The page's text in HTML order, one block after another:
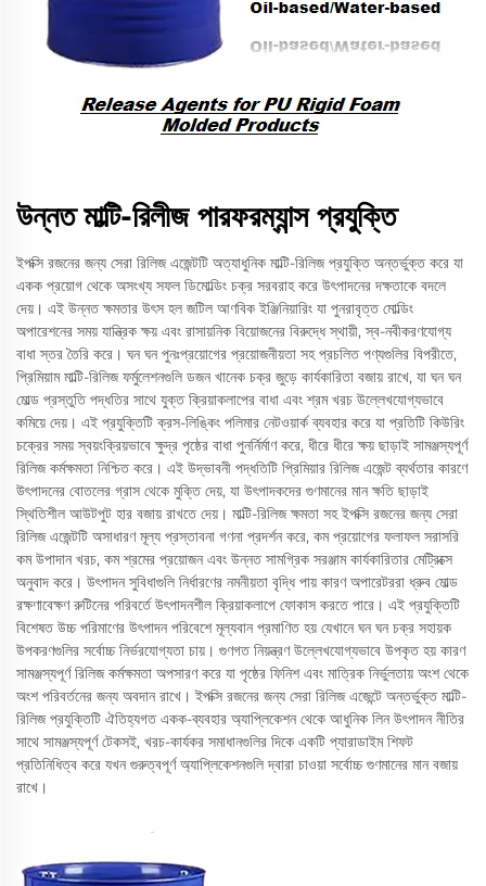
উন্নত মাল্টি-রিলীজ পারফরম্যান্স প্রযুক্তি
ইপক্সি রজনের জন্য সেরা রিলিজ এজেন্টটি অত্যাধুনিক মাল্টি-রিলিজ প্রযুক্তি অন্তর্ভুক্ত করে যা
একক প্রয়োগ থেকে অসংখ্য সফল ডিমোল্ডিং চক্র সরবরাহ করে উৎপাদনের দক্ষতাকে বদলে
দেয়। এই উন্নত ক্ষমতার উৎস হল জটিল আণবিক ইঞ্জিনিয়ারিং যা পুনরাবৃত্ত মোল্ডিং
অপারেশনের সময় যান্ত্রিক ক্ষয় এবং রাসায়নিক বিয়োজনের বিরুদ্ধে স্থায়ী, স্ব-নবীকরণযোগ্য
বাধা স্তর তৈরি করে। ঘন ঘন পুনঃপ্রয়োগের প্রয়োজনীয়তা সহ প্রচলিত পণ্যগুলির বিপরীতে,
প্রিমিয়াম মাল্টি-রিলিজ ফর্মুলেশনগুলি ডজন খানেক চক্র জুড়ে কার্যকারিতা বজায় রাখে, যা ঘন ঘন
মোল্ড প্রস্তুতি পদ্ধতির সাথে যুক্ত ক্রিয়াকলাপের বাধা এবং শ্রম খরচ উল্লেখযোগ্যভাবে
কমিয়ে দেয়। এই প্রযুক্তিটি ক্রস-লিঙ্কিং পলিমার নেটওয়ার্ক ব্যবহার করে যা প্রতিটি কিউরিং
চক্রের সময় স্বয়ংক্রিয়ভাবে ক্ষুদ্র পৃষ্ঠের বাধা পুনর্নির্মাণ করে, ধীরে ধীরে ক্ষয় ছাড়াই সামঞ্জস্যপূর্ণ
রিলিজ কর্মক্ষমতা নিশ্চিত করে। এই উদ্ভাবনী পদ্ধতিটি প্রিমিয়ার রিলিজ এজেন্ট ব্যর্থতার কারণে
উৎপাদনের বোতলের গ্রাস থেকে মুক্তি দেয়, যা উৎপাদকদের গুণমানের মান ক্ষতি ছাড়াই
স্থিতিশীল আউটপুট হার বজায় রাখতে দেয়। মাল্টি-রিলিজ ক্ষমতা সহ ইপক্সি রজনের জন্য সেরা
রিলিজ এজেন্টটি অসাধারণ মূল্য প্রস্তাবনা গণনা প্রদর্শন করে, কম প্রয়োগের ফলাফল সরাসরি
কম উপাদান খরচ, কম শ্রমের প্রয়োজন এবং উন্নত সামগ্রিক সরঞ্জাম কার্যকারিতার মেট্রিক্সে
অনুবাদ করে। উৎপাদন সুবিধাগুলি নির্ধারণের নমনীয়তা বৃদ্ধি পায় কারণ অপারেটররা ধ্রুব মোল্ড
রক্ষণাবেক্ষণ রুটিনের পরিবর্তে উৎপাদনশীল ক্রিয়াকলাপে ফোকাস করতে পারে। এই প্রযুক্তিটি
বিশেষত উচ্চ পরিমাণের উৎপাদন পরিবেশে মূল্যবান প্রমাণিত হয় যেখানে ঘন ঘন চক্র সহায়ক
উপকরণগুলির সর্বোচ্চ নির্ভরযোগ্যতা চায়। গুণগত নিয়ন্ত্রণ উল্লেখযোগ্যভাবে উপকৃত হয় কারণ
সামঞ্জস্যপূর্ণ রিলিজ কর্মক্ষমতা অপসারণ করে যা পৃষ্ঠের ফিনিশ এবং মাত্রিক নির্ভুলতায় অংশ থেকে
অংশ পরিবর্তনের জন্য অবদান রাখে। ইপক্সি রজনের জন্য সেরা রিলিজ এজেন্টে অন্তর্ভুক্ত মাল্টি-
রিলিজ প্রযুক্তিটি ঐতিহ্যগত একক-ব্যবহার অ্যাপ্লিকেশন থেকে আধুনিক লিন উৎপাদন নীতির
সাথে সামঞ্জস্যপূর্ণ টেকসই, খরচ-কার্যকর সমাধানগুলির দিকে একটি প্যারাডাইম শিফট
প্রতিনিধিত্ব করে যখন গুরুত্বপূর্ণ অ্যাপ্লিকেশনগুলি দ্বারা চাওয়া সর্বোচ্চ গুণমানের মান বজায়
রাখে।